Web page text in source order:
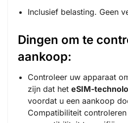
Inclusief belasting. Geen
Dingen om te
aankoop:
Controleer uw apparaat
zijn dat het eSIM-
voordat u een aankoop
Compatibiliteit controleren